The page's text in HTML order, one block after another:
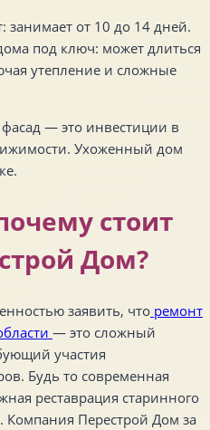
занимает от 10 до 14 дней.
под ключ: может длиться
утепление и сложные
— это инвестиции в
Ухоженный дом
стоит
Дом?
заявить, что ремонт
— это сложный
участия
Будь то современная
реставрация старинного
Перестрой Дом за